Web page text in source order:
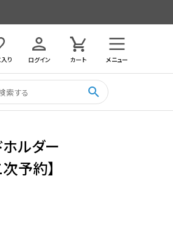
り ログイン カート メニュー
search
ホルダー
予約】